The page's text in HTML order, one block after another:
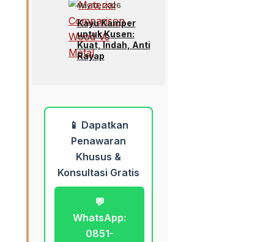
May 13, 2026
Kayu Kamper
untuk Kusen:
Kuat, Indah, Anti
Rayap
📱 Dapatkan
Penawaran
Khusus &
Konsultasi Gratis
💬
WhatsApp:
0851-